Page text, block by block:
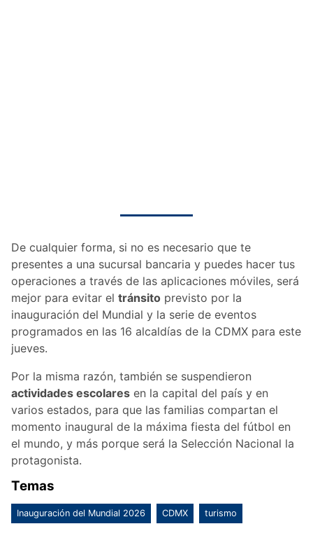
De cualquier forma, si no es necesario que te
presentes a una sucursal bancaria y puedes hacer tus
operaciones a través de las aplicaciones móviles, será
mejor para evitar el tránsito previsto por la
inauguración del Mundial y la serie de eventos
programados en las 16 alcaldías de la CDMX para este
jueves.
Por la misma razón, también se suspendieron
actividades escolares en la capital del país y en
varios estados, para que las familias compartan el
momento inaugural de la máxima fiesta del fútbol en
el mundo, y más porque será la Selección Nacional la
protagonista.
Temas
Inauguración del Mundial 2026 CDMX turismo